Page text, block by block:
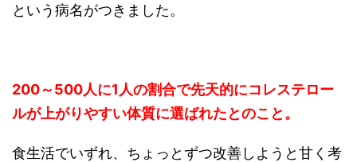
という病名がつきました。
200～500人に1人の割合で先天的にコレステロー
ルが上がりやすい体質に選ばれたとのこと。
食生活でいずれ、ちょっとずつ改善しようと甘く考